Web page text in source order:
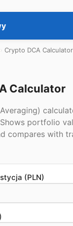
Crypto DCA Calculator
Calculator
portfolio
compares with
(PLN)